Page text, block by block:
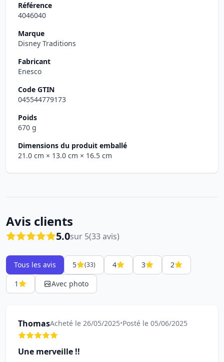
Référence
4046040
Marque
Disney Traditions
Fabricant
Enesco
Code GTIN
045544779173
Poids
670 g
Dimensions du produit emballé
21.0 cm × 13.0 cm × 16.5 cm
Avis clients
5.0sur 5(33 avis)
Tous les avis 5 (33) 4 3
2
1
Avec photo
ThomasAcheté le 26/05/2025•Posté le 05/06/2025
Une merveille !!